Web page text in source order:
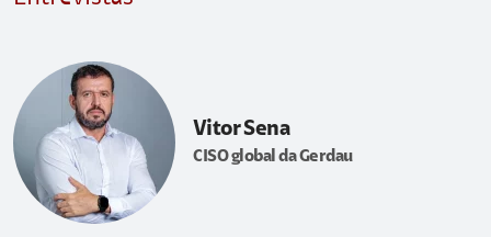
Vitor Sena
CISO global da Gerdau